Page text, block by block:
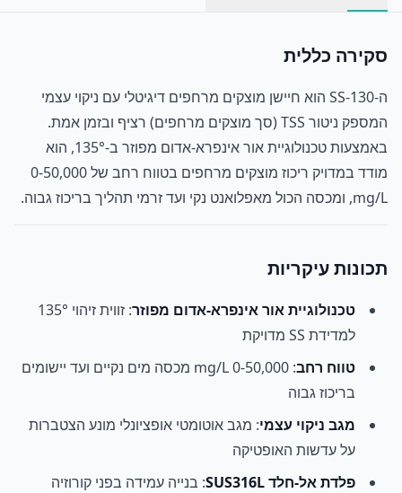
סקירה כללית
ה-SS-130 הוא חיישן מוצקים מרחפים דיגיטלי עם ניקוי עצמי
המספק ניטור TSS (סך מוצקים מרחפים) רציף ובזמן אמת.
באמצעות טכנולוגיית אור אינפרא-אדום מפוזר ב-135°, הוא
מודד במדויק ריכוז מוצקים מרחפים בטווח רחב של 0-50,000
mg/L, ומכסה הכול מאפלואנט נקי ועד זרמי תהליך בריכוז גבוה.
תכונות עיקריות
טכנולוגיית אור אינפרא-אדום מפוזר
: זווית זיהוי 135°
למדידת SS מדויקת
טווח רחב
: 0-50,000 mg/L מכסה מים נקיים ועד יישומים
בריכוז גבוה
מגב ניקוי עצמי: מגב אוטומטי אופציונלי מונע הצטברות
על עדשות האופטיקה
פלדת אל-חלד SUS316L
: בנייה עמידה בפני קורוזיה